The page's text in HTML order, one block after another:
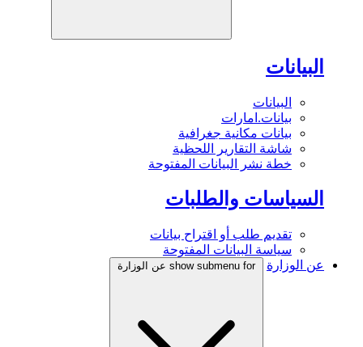
البيانات
البيانات
بيانات.امارات
بيانات مكانية جغرافية
شاشة التقارير اللحظية
خطة نشر البيانات المفتوحة
السياسات والطلبات
تقديم طلب أو اقتراح بيانات
سياسة البيانات المفتوحة
عن الوزارة
show submenu for عن الوزارة